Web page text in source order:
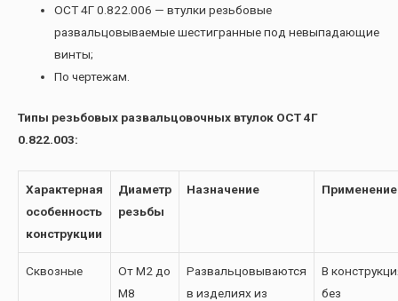
ОСТ 4Г 0.822.006 — втулки резьбовые
развальцовываемые шестигранные под невыпадающие
винты;
По чертежам.
Типы резьбовых развальцовочных втулок ОСТ 4Г
0.822.003:
Характерная
особенность
конструкции
Диаметр
резьбы
Назначение Применение
Сквозные
От М2 до
М8
Развальцовываются
в изделиях из
В
без